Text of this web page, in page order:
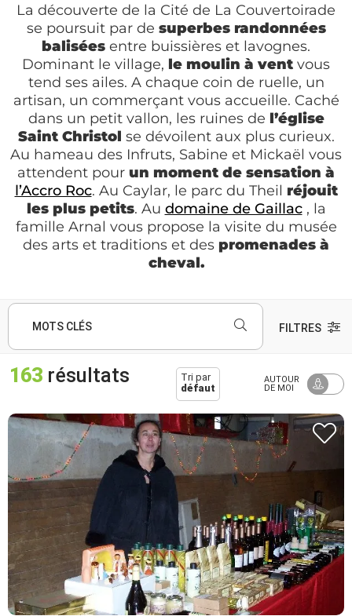
La découverte de la Cité de La Couvertoirade
se poursuit par de superbes randonnées
balisées entre buissières et lavognes.
Dominant le village, le moulin à vent vous
tend ses ailes. A chaque coin de ruelle, un
artisan, un commerçant vous accueille. Caché
dans un petit vallon, les ruines de l’église
Saint Christol se dévoilent aux plus curieux.
Au hameau des Infruts, Sabine et Mickaël vous
attendent pour un moment de sensation à
l’Accro Roc. Au Caylar, le parc du Theil réjouit
les plus petits. Au domaine de Gaillac, la
famille Arnal vous propose la visite du musée
des arts et traditions et des promenades à
cheval.
MOTS CLÉS FILTRES
163 résultats
Tri par
défaut
AUTOUR
DE MOI